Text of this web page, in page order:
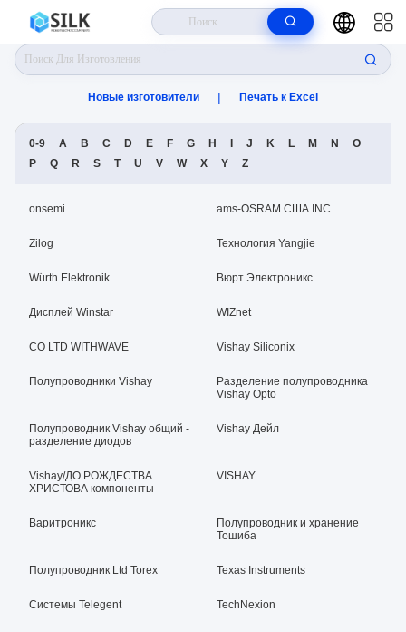
Дом
Новые изготовители | Печать к Excel
0-9 A B C D E F G H I J K L M N
O
P
Q R S T U V W X Y Z
onsemi ams-OSRAM США INC.
Zilog Технология Yangjie
Würth Elektronik Вюрт Электроникс
Дисплей Winstar WIZnet
CO LTD WITHWAVE Vishay Siliconix
Полупроводники Vishay
Разделение полупроводника
Vishay Opto
Полупроводник Vishay общий -
разделение диодов
Vishay Дейл
Vishay/ДО РОЖДЕСТВА
ХРИСТОВА компоненты
VISHAY
Варитроникс
Полупроводник и хранение
Тошиба
Полупроводник Ltd Torex Texas Instruments
Системы Telegent TechNexion